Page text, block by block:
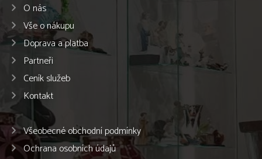
O nás
Vše o nákupu
Doprava a platba
Partneři
Ceník služeb
Kontakt
Všeobecné obchodní podmínky
Ochrana osobních údajů